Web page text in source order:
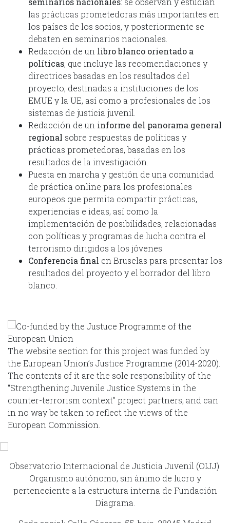
las prácticas prometedoras más importantes en
los países de los socios, y posteriormente se
debaten en seminarios nacionales.
Redacción de un libro blanco orientado a
políticas, que incluye las recomendaciones y
directrices basadas en los resultados del
proyecto, destinadas a instituciones de los
EMUE y la UE, así como a profesionales de los
sistemas de justicia juvenil.
Redacción de un informe del panorama general
regional sobre respuestas de políticas y
prácticas prometedoras, basadas en los
resultados de la investigación.
Puesta en marcha y gestión de una comunidad
de práctica online para los profesionales
europeos que permita compartir prácticas,
experiencias e ideas, así como la
implementación de posibilidades, relacionadas
con políticas y programas de lucha contra el
terrorismo dirigidos a los jóvenes.
Conferencia final en Bruselas para presentar los
resultados del proyecto y el borrador del libro
blanco.
The website section for this project was funded by
the European Union’s Justice Programme (2014-2020).
The contents of it are the sole responsibility of the
“Strengthening Juvenile Justice Systems in the
counter-terrorism context” project partners, and can
in no way be taken to reflect the views of the
European Commission.
Observatorio Internacional de Justicia Juvenil (OIJJ).
Organismo autónomo, sin ánimo de lucro y
perteneciente a la estructura interna de Fundación
Diagrama.